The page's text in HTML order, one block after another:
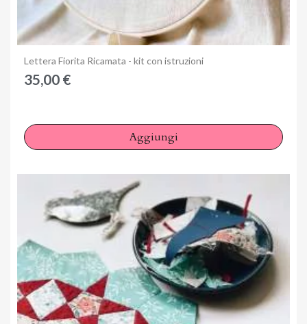
Anteprima
Lettera Fiorita Ricamata - kit con istruzioni
35,00 €
Aggiungi